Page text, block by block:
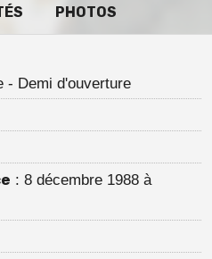
PHOTOS
- Demi d'ouverture
: 8 décembre 1988 à